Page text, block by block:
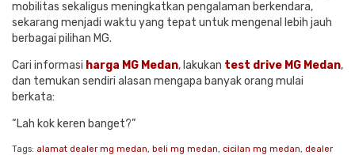
mobilitas sekaligus meningkatkan pengalaman berkendara,
sekarang menjadi waktu yang tepat untuk mengenal lebih jauh
berbagai pilihan MG.
Cari informasi harga MG Medan, lakukan test drive MG Medan,
dan temukan sendiri alasan mengapa banyak orang mulai
berkata:
“Lah kok keren banget?”
Tags: alamat dealer mg medan, beli mg medan, cicilan mg medan, dealer